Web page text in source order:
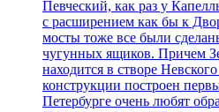
Певческий, как раз у
с расширением как бы к
мосты тоже все были
чугунных ящиков. Причем
находится в створе
конструкции построен
Петербурге очень любят